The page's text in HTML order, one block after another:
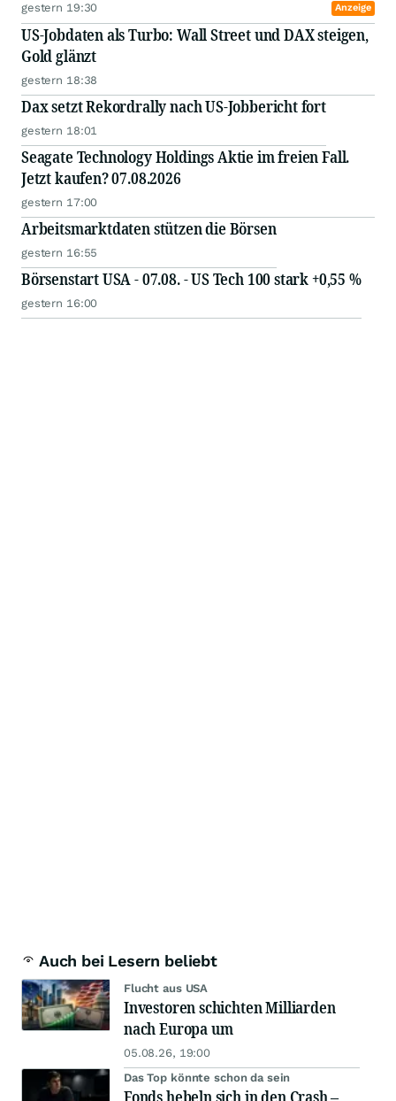
gestern 19:30 Anzeige
US-Jobdaten als Turbo: Wall Street und DAX steigen,
Gold glänzt
gestern 18:38
Dax setzt Rekordrally nach US-Jobbericht fort
gestern 18:01
Seagate Technology Holdings Aktie im freien Fall.
Jetzt kaufen? 07.08.2026
gestern 17:00
Arbeitsmarktdaten stützen die Börsen
gestern 16:55
Börsenstart USA - 07.08. - US Tech 100 stark +0,55 %
gestern 16:00
Auch bei Lesern beliebt
Flucht aus USA
Investoren schichten Milliarden
nach Europa um
05.08.26, 19:00
Das Top könnte schon da sein
Fonds hebeln sich in den Crash –